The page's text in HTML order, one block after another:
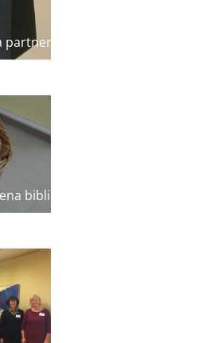
tiekas Lietuvā
bibliotēkā